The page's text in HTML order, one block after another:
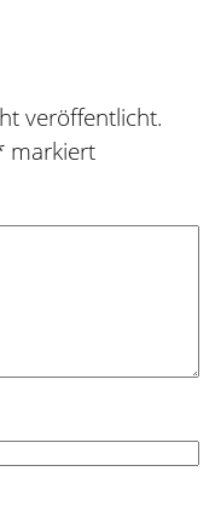
veröffentlicht.
markiert